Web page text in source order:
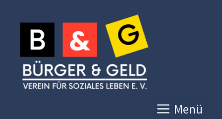
Inhalt
springen
Menü